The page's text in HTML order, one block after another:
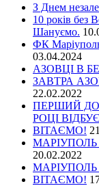
З Днем
10 років без
Шануємо.
ФК Маріуполь
03.04.2024
АЗОВЦІ В
ЗАВТРА
22.02.2022
ПЕРШИЙ
РОЦІ
ВІТАЄМО!
МАРІУПОЛЬ
20.02.2022
МАРІУПОЛЬ
ВІТАЄМО!